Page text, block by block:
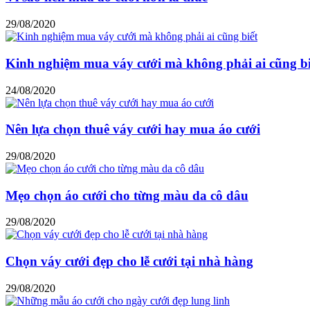
29/08/2020
Kinh nghiệm mua váy cưới mà không phải ai cũng
24/08/2020
Nên lựa chọn thuê váy cưới hay mua áo cưới
29/08/2020
Mẹo chọn áo cưới cho từng màu da cô dâu
29/08/2020
Chọn váy cưới đẹp cho lễ cưới tại nhà hàng
29/08/2020